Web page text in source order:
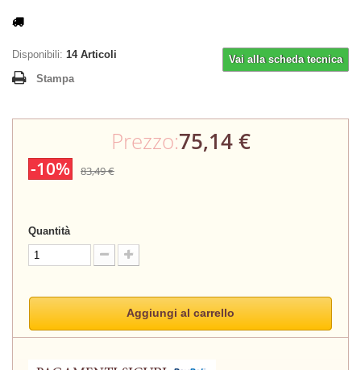
Vai alla scheda tecnica
Disponibili: 14 Articoli
Stampa
Prezzo:75,14 €
-10% 83,49 €
Quantità
Aggiungi al carrello